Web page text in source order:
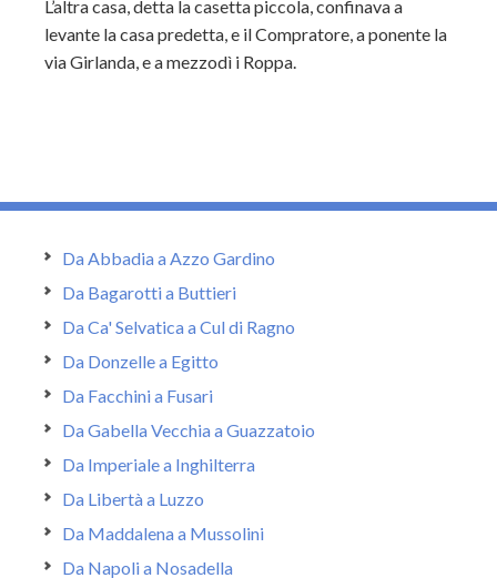
L’altra casa, detta la casetta piccola, confinava a
levante la casa predetta, e il Compratore, a ponente la
via Girlanda, e a mezzodì i Roppa.
Da Abbadia a Azzo Gardino
Da Bagarotti a Buttieri
Da Ca' Selvatica a Cul di Ragno
Da Donzelle a Egitto
Da Facchini a Fusari
Da Gabella Vecchia a Guazzatoio
Da Imperiale a Inghilterra
Da Libertà a Luzzo
Da Maddalena a Mussolini
Da Napoli a Nosadella